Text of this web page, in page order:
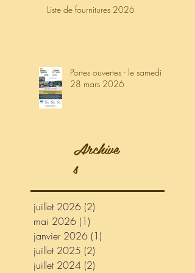
Liste de fournitures 2026
Portes ouvertes - le samedi
28 mars 2026
Archive
s
juillet 2026 (2)
mai 2026 (1)
janvier 2026 (1)
juillet 2025 (2)
juillet 2024 (2)